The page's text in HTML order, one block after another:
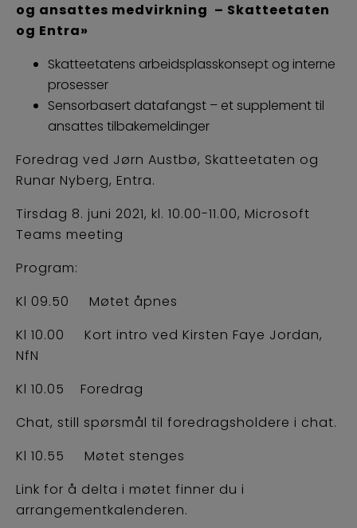
og ansattes medvirkning – Skatteetaten
og Entra»
Skatteetatens arbeidsplasskonsept og interne
prosesser
Sensorbasert datafangst – et supplement til
ansattes tilbakemeldinger
Foredrag ved Jørn Austbø, Skatteetaten og
Runar Nyberg, Entra.
Tirsdag 8. juni 2021, kl. 10.00-11.00, Microsoft
Teams meeting
Program:
Kl 09.50 Møtet åpnes
Kl 10.00 Kort intro ved Kirsten Faye Jordan,
NfN
Kl 10.05 Foredrag
Chat, still spørsmål til foredragsholdere i chat.
Kl 10.55 Møtet stenges
Link for å delta i møtet finner du i
arrangementkalenderen.